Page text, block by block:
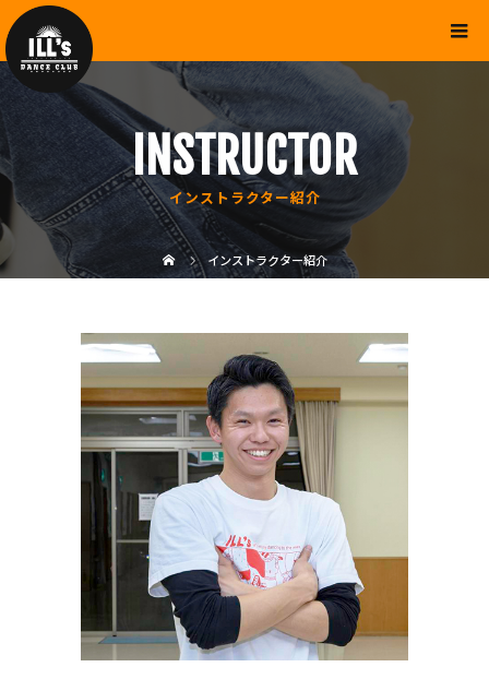
INSTRUCTOR
インストラクター紹介
インストラクター紹介